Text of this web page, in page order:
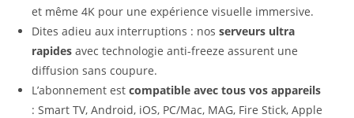
et même 4K pour une expérience visuelle immersive.
Dites adieu aux interruptions : nos serveurs ultra
rapides avec technologie anti-freeze assurent une
diffusion sans coupure.
L’abonnement est compatible avec tous vos appareils
: Smart TV, Android, iOS, PC/Mac, MAG, Fire Stick, Apple